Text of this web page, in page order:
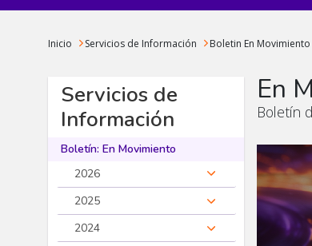
Sobrescribir enlaces de ayuda a la
Inicio Servicios de Información Boletin En Movimiento
Servicios de
Información
Boletín: En Movimiento
2026
2025
2024
En
Boletín